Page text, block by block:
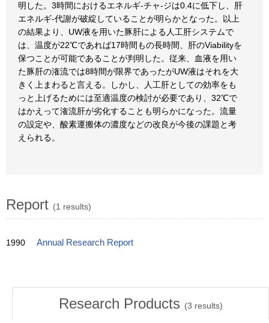
明した。3時間におけるエネルギ-チャ-ジは0.4に低下し、肝
エネルギ-代謝が破綻していることが明らかとなった。以上
の結果より、UW液を用いた豚肝による人工肝システムで
は、温度が22℃であれば17時間もの長時間、肝のViabilityを
保つことが可能であることが判明した。従来、血液を用い
た豚肝の潅流では8時間が限界であったがUW液はそれを大
きく上まわると言える。しかし、人工肝としての効率をも
っと上げるためには至適温度の検討が必要であり、32℃で
はかえって潅流肝が劣化することも明らかになった。流量
の設定や、酸素運搬体の濃度などの改良が今後の課題と考
えられる。
Report (1 results)
1990 Annual Research Report
Research Products (3 results)